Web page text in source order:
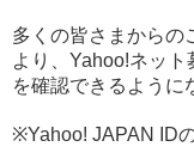
多くの皆さまからの
より、Yahoo!ネッ
を確認できるように
※Yahoo! JAPAN ID